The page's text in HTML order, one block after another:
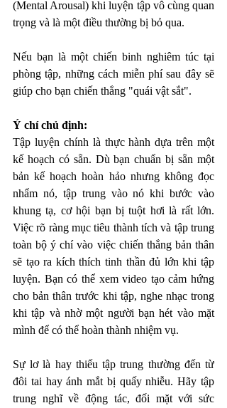
(Mental Arousal) khi luyện tập vô cùng quan
trọng và là một điều thường bị bỏ qua.
Nếu bạn là một chiến binh nghiêm túc tại
phòng tập, những cách miễn phí sau đây sẽ
giúp cho bạn chiến thắng "quái vật sắt".
Ý chí chủ định:
Tập luyện chính là thực hành dựa trên một
kế hoạch có sẵn. Dù bạn chuẩn bị sẵn một
bản kế hoạch hoàn hảo nhưng không đọc
nhẩm nó, tập trung vào nó khi bước vào
khung tạ, cơ hội bạn bị tuột hơi là rất lớn.
Việc rõ ràng mục tiêu thành tích và tập trung
toàn bộ ý chí vào việc chiến thắng bản thân
sẽ tạo ra kích thích tinh thần đủ lớn khi tập
luyện. Bạn có thể xem video tạo cảm hứng
cho bản thân trước khi tập, nghe nhạc trong
khi tập và nhờ một người bạn hét vào mặt
mình để có thể hoàn thành nhiệm vụ.
Sự lơ là hay thiếu tập trung thường đến từ
đôi tai hay ánh mắt bị quấy nhiễu. Hãy tập
trung nghĩ về động tác, đối mặt với sức